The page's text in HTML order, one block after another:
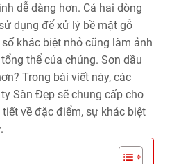
dễ dàng hơn. Cả hai dòng
dụng để xử lý bề mặt gỗ
khác biệt nhỏ cũng làm ảnh
thể của chúng. Sơn dầu
Trong bài viết này, các
Sàn Đẹp sẽ chung cấp cho
về đặc điểm, sự khác biệt